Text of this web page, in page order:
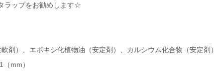
ラップをお勧めします☆
剤）、エポキシ化植物油（安定剤）、カルシウム化合物（安定剤）
mm）